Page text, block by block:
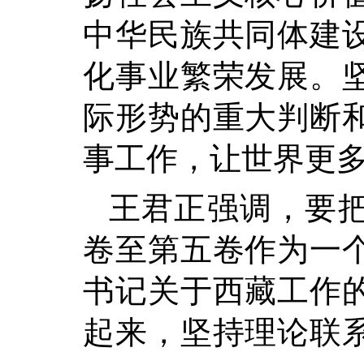
中华民族共同体建
化事业繁荣发展。
际形势的重大判断
事工作，让世界更
王君正强调，要
卷至第五卷作为一
书记关于西藏工作
起来，坚持理论联